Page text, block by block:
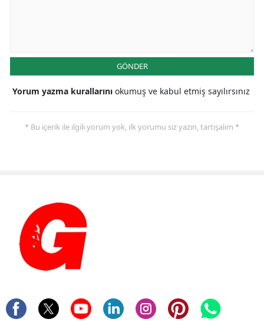
GÖNDER
Yorum yazma kurallarını okumuş ve kabul etmiş sayılırsınız
* Bu içerik ile ilgili yorum yok, ilk yorumu siz yazın, tartışalım *